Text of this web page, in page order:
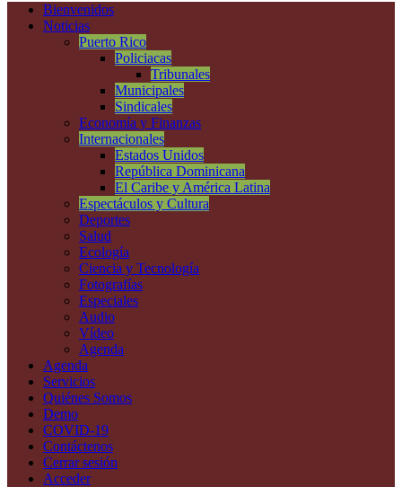
Bienvenidos
Noticias
Puerto Rico
Policiacas
Tribunales
Municipales
Sindicales
Economía y Finanzas
Internacionales
Estados Unidos
República Dominicana
El Caribe y América Latina
Espectáculos y Cultura
Deportes
Salud
Ecología
Ciencia y Tecnología
Fotografías
Especiales
Audio
Vídeo
Agenda
Agenda
Servicios
Quiénes Somos
Demo
COVID-19
Contáctenos
Cerrar sesión
Acceder